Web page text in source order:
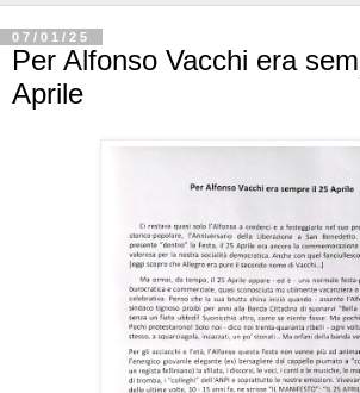
07/01/25
Per Alfonso Vacchi era
Aprile